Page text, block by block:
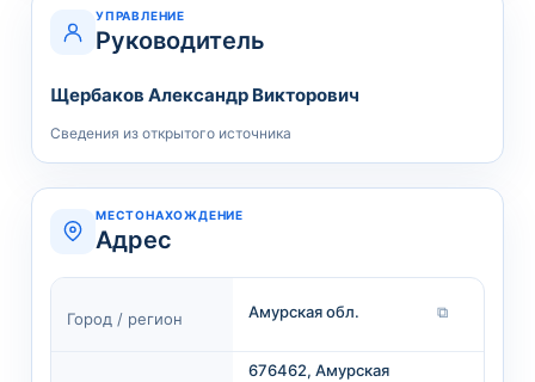
УПРАВЛЕНИЕ
Руководитель
Щербаков Александр Викторович
Сведения из открытого источника
МЕСТОНАХОЖДЕНИЕ
Адрес
Город / регион Амурская обл. ⧉
676462, Амурская